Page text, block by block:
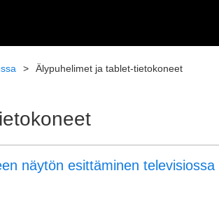
Älypuhelimet ja tablet-tietokoneet
näytön esittäminen televisiossa